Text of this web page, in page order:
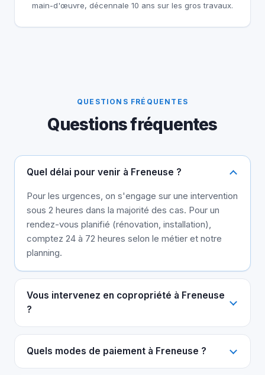
main-d'œuvre, décennale 10 ans sur les gros travaux.
QUESTIONS FRÉQUENTES
Questions fréquentes
Quel délai pour venir à Freneuse ?
Pour les urgences, on s'engage sur une intervention
sous 2 heures dans la majorité des cas. Pour un
rendez-vous planifié (rénovation, installation),
comptez 24 à 72 heures selon le métier et notre
planning.
Vous intervenez en copropriété à Freneuse
?
Quels modes de paiement à Freneuse ?